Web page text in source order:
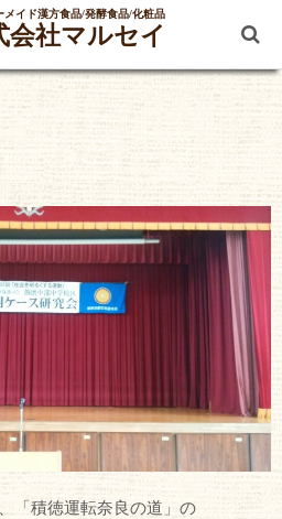
メイド漢方食品/発酵食品/化粧品
会社マルセイ
「積徳運転奈良の道」の